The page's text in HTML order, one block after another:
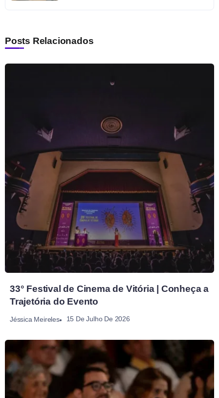
Posts Relacionados
33° Festival de Cinema de Vitória | Conheça a
Trajetória do Evento
Jéssica Meireles 15 De Julho De 2026